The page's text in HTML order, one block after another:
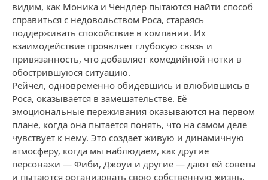
видим, как Моника и Чендлер пытаются найти способ
справиться с недовольством Роса, стараясь
поддерживать спокойствие в компании. Их
взаимодействие проявляет глубокую связь и
привязанность, что добавляет комедийной нотки в
обострившуюся ситуацию.
Рейчел, одновременно обидевшись и влюбившись в
Роса, оказывается в замешательстве. Её
эмоциональные переживания оказываются на первом
плане, когда она пытается понять, что на самом деле
чувствует к нему. Это создает живую и динамичную
атмосферу, когда мы наблюдаем, как другие
персонажи — Фиби, Джоуи и другие — дают ей советы
и пытаются организовать свою собственную жизнь,